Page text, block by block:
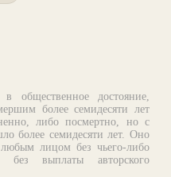
общественное достояние,
более семидесяти лет
либо посмертно, но с
более семидесяти лет. Оно
любым лицом без чьего-либо
выплаты авторского